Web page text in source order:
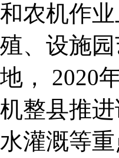
和农机作
殖、设施
地， 2020
机整县推
水灌溉等